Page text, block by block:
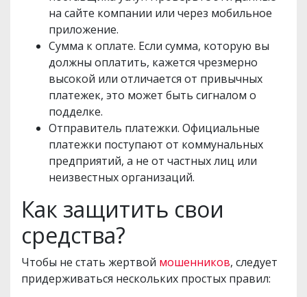
на сайте компании или через мобильное
приложение.
Сумма к оплате. Если сумма, которую вы
должны оплатить, кажется чрезмерно
высокой или отличается от привычных
платежек, это может быть сигналом о
подделке.
Отправитель платежки. Официальные
платежки поступают от коммунальных
предприятий, а не от частных лиц или
неизвестных организаций.
Как защитить свои
средства?
Чтобы не стать жертвой мошенников, следует
придерживаться нескольких простых правил: